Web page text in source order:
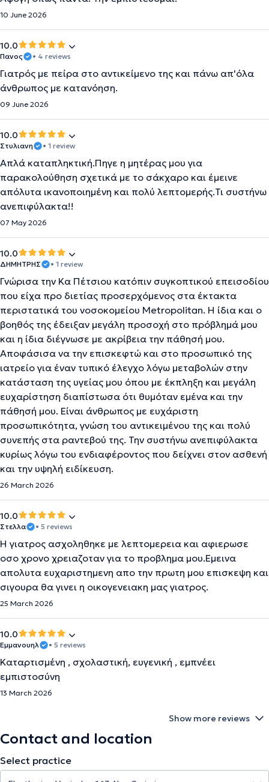
10 June 2026
10.0
Πανος • 4 reviews
Γιατρός με πείρα στο αντικείμενο της και πάνω απ'όλα
άνθρωπος με κατανόηση.
09 June 2026
10.0
Στυλιανη • 1 review
Απλά καταπληκτική.Πηγε η μητέρας μου για
παρακολούθηση σχετικά με το σάκχαρο και έμεινε
απόλυτα ικανοποιημένη και πολύ λεπτομερής.Τι συστήνω
ανεπιφύλακτα!!
07 May 2026
10.0
ΔΗΜΗΤΡΗΣ • 1 review
Γνώρισα την Κα Πέτσιου κατόπιν συγκοπτικού επεισοδίου
που είχα προ διετίας προσερχόμενος στα έκτακτα
περιστατικά του νοσοκομείου Metropolitan. Η ίδια και ο
βοηθός της έδειξαν μεγάλη προσοχή στο πρόβλημά μου
και η ίδια διέγνωσε με ακρίβεια την πάθησή μου.
Αποφάσισα να την επισκεφτώ και στο προσωπικό της
ιατρείο για έναν τυπικό έλεγχο λόγω μεταβολών στην
κατάσταση της υγείας μου όπου με έκπληξη και μεγάλη
ευχαρίστηση διαπίστωσα ότι θυμόταν εμένα και την
πάθησή μου. Είναι άνθρωπος με ευχάριστη
προσωπικότητα, γνώση του αντικειμένου της και πολύ
συνεπής στα ραντεβού της. Την συστήνω ανεπιφύλακτα
κυρίως λόγω του ενδιαφέροντος που δείχνει στον ασθενή
και την υψηλή ειδίκευση.
26 March 2026
10.0
Στελλα • 5 reviews
Η γιατρος ασχοληθηκε με λεπτομερεια και αφιερωσε
οσο χρονο χρειαζοταν για το προβλημα μου.Εμεινα
απολυτα ευχαριστημενη απο την πρωτη μου επισκεψη και
σιγουρα θα γινει η οικογενειακη μας γιατρος.
25 March 2026
10.0
Εμμανουηλ • 5 reviews
Καταρτισμένη , σχολαστική, ευγενική , εμπνέει
εμπιστοσύνη
13 March 2026
Show more reviews
Contact and location
Select practice